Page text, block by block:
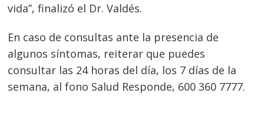
vida”, finalizó el Dr. Valdés.
En caso de consultas ante la presencia de
algunos síntomas, reiterar que puedes
consultar las 24 horas del día, los 7 días de la
semana, al fono Salud Responde, 600 360 7777.